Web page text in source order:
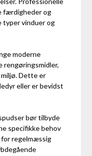
færdigheder og
vinduer og
moderne
rengøringsmidler,
Dette er
eller er bevidst
bør tilbyde
specifikke behov
for regelmæssig